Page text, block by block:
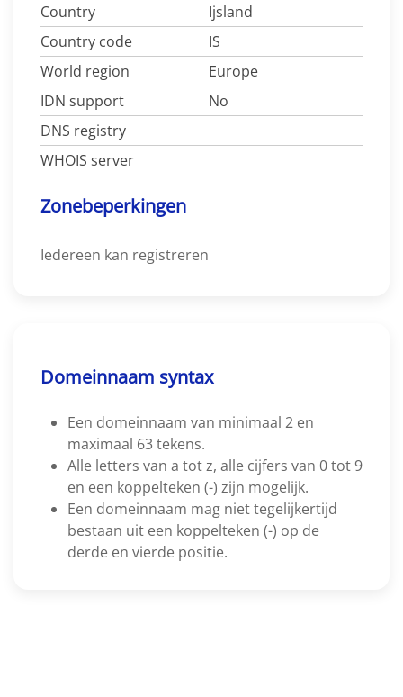
Country
Ijsland
Country code
IS
World region
Europe
IDN support
No
DNS registry
WHOIS server
Zonebeperkingen
Iedereen kan registreren
Domeinnaam syntax
Een domeinnaam van minimaal 2 en
maximaal 63 tekens.
Alle letters van a tot z, alle cijfers van 0 tot 9
en een koppelteken (-) zijn mogelijk.
Een domeinnaam mag niet tegelijkertijd
bestaan uit een koppelteken (-) op de
derde en vierde positie.